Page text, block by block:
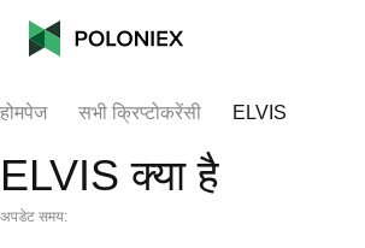
होमपेज सभी क्रिप्टोकरेंसी ELVIS
ELVIS क्या है
अपडेट समय: